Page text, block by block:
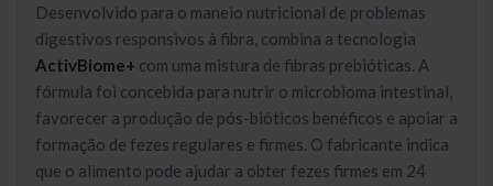
Desenvolvido para o maneio nutricional de problemas
digestivos responsivos à fibra, combina a tecnologia
ActivBiome+ com uma mistura de fibras prebióticas. A
fórmula foi concebida para nutrir o microbioma intestinal,
favorecer a produção de pós-bióticos benéficos e apoiar a
formação de fezes regulares e firmes. O fabricante indica
que o alimento pode ajudar a obter fezes firmes em 24